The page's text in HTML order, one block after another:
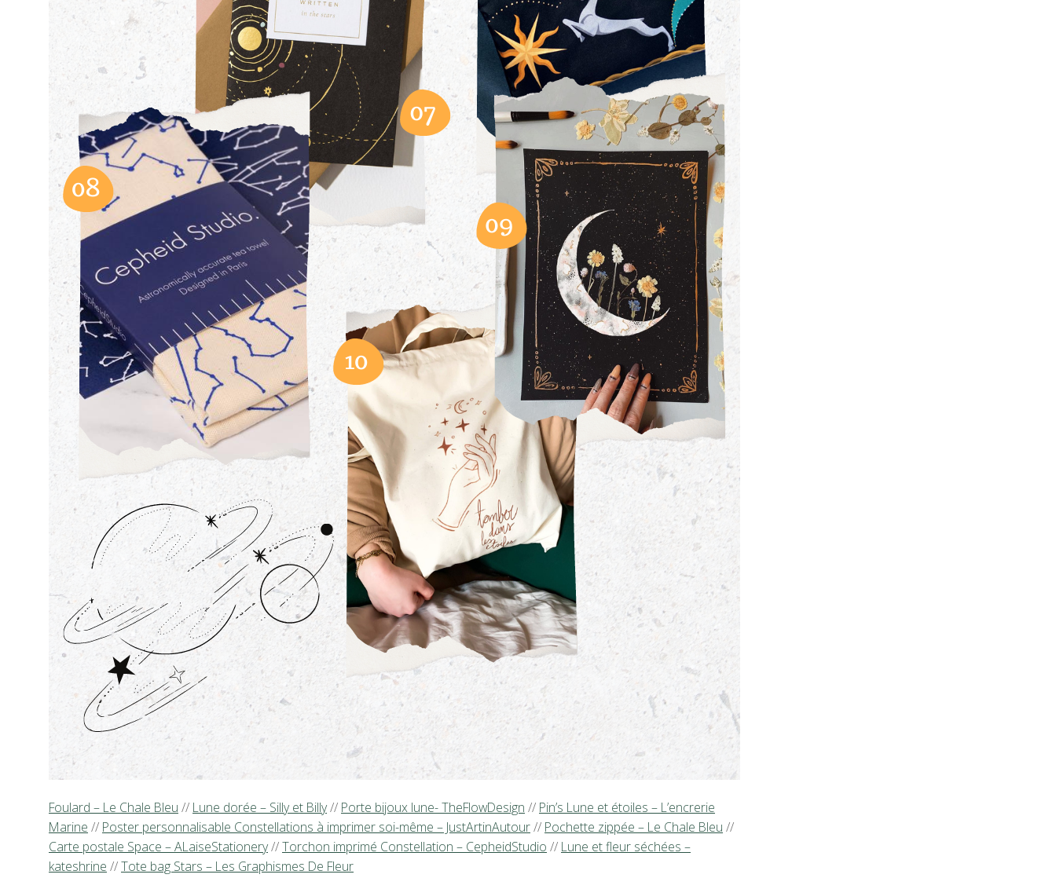
Foulard – Le Chale Bleu // Lune dorée – Silly et Billy// Porte bijoux lune- TheFlowDesign // Pin’s Lune et étoiles – L’encrerie
Marine // Poster personnalisable Constellations à imprimer soi-même – JustArtinAutour// Pochette zippée – Le Chale Bleu //
Carte postale Space – ALaiseStationery//Torchon imprimé Constellation – CepheidStudio // Lune et fleur séchées –
kateshrine //Tote bag Stars – Les Graphismes De Fleur